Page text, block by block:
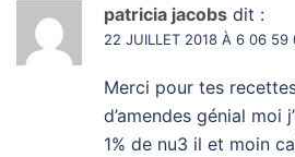
patricia jacobs dit :
22 JUILLET 2018 À 6 06 59
Merci pour tes
d’amendes génial moi
1% de nu3 il et moin